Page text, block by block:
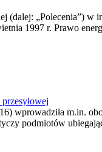
(dalej: „Polecenia”) w
1997 r. Prawo
wprowadziła m.in.
podmiotów